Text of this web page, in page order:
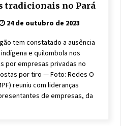
tradicionais no Pará
24 de outubro de 2023
tem constatado a ausência
e quilombola nos
por empresas privadas no
por tiro — Foto: Redes O
reuniu com lideranças
de empresas, da